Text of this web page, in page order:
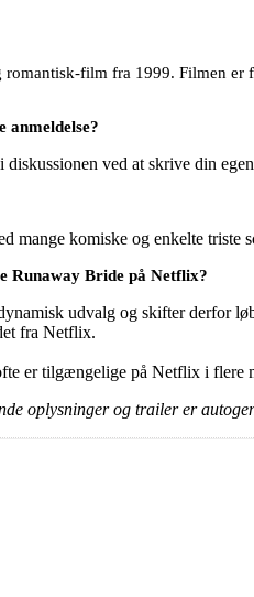
film fra 1999. Filmen er
anmeldelse?
ved at skrive din
mange komiske og enkelte triste
Runaway Bride på Netflix?
udvalg og skifter derfor
fra Netflix.
er tilgængelige på Netflix i flere
oplysninger og trailer er